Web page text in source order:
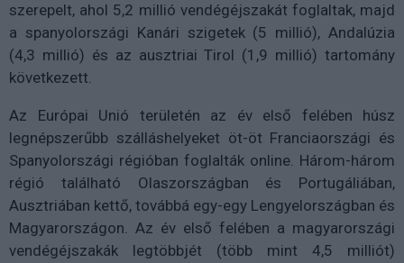
szerepelt, ahol 5,2 millió vendégéjszakát foglaltak, majd
a spanyolországi Kanári szigetek (5 millió), Andalúzia
(4,3 millió) és az ausztriai Tirol (1,9 millió) tartomány
következett.
Az Európai Unió területén az év első felében húsz
legnépszerűbb szálláshelyeket öt-öt Franciaországi és
Spanyolországi régióban foglalták online. Három-három
régió található Olaszországban és Portugáliában,
Ausztriában kettő, továbbá egy-egy Lengyelországban és
Magyarországon. Az év első felében a magyarországi
vendégéjszakák legtöbbjét (több mint 4,5 milliót)